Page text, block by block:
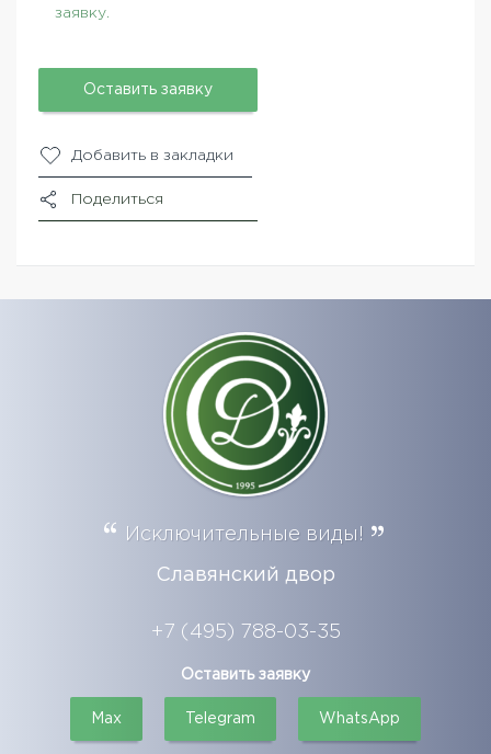
заявку.
Оставить заявку
Добавить в закладки
Поделиться
Исключительные виды!
Славянский двор
+7 (495) 788-03-35
Оставить заявку
Max Telegram WhatsApp